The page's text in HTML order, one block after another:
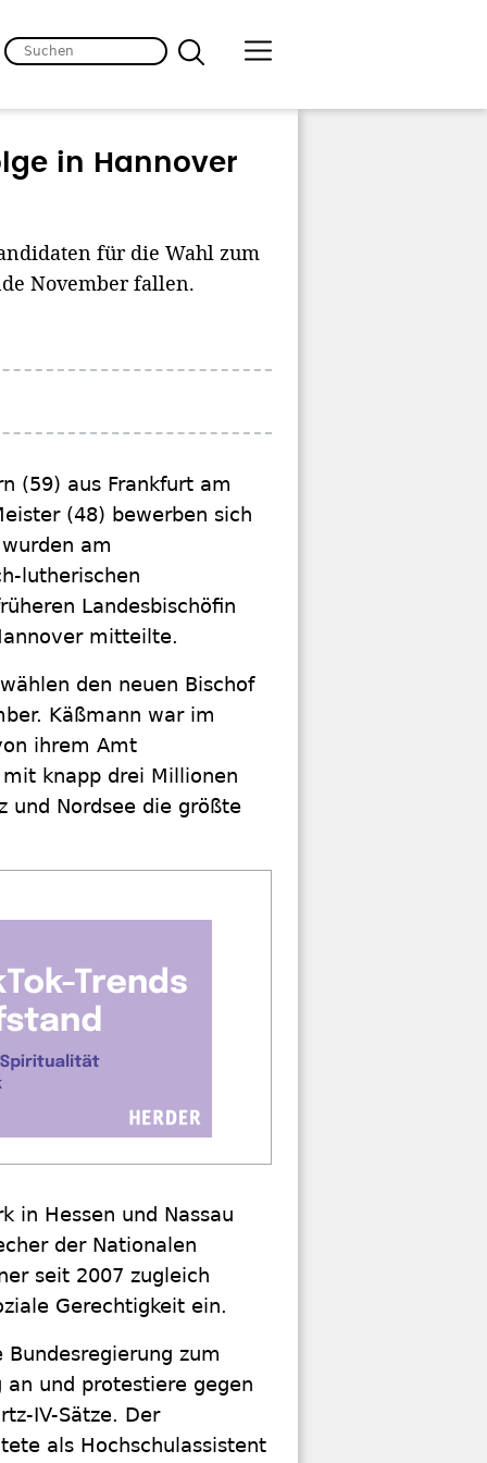
in Hannover
für die Wahl zum
November fallen.
(59) aus Frankfurt am
(48) bewerben sich
am
lutherischen
Landesbischöfin
mitteilte.
den neuen Bischof
Käßmann war im
ihrem Amt
knapp drei Millionen
und Nordsee die größte
in Hessen und Nassau
der Nationalen
seit 2007 zugleich
Gerechtigkeit ein.
zum
und protestiere gegen
IV-Sätze. Der
als Hochschulassistent